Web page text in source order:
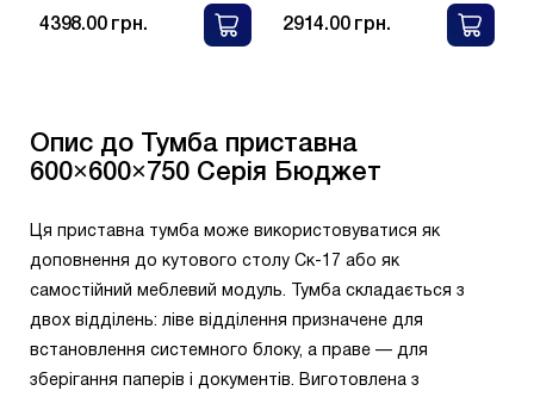
4398.00 грн. 2914.00 грн.
Опис до Тумба приставна
600×600×750 Серія Бюджет
Ця приставна тумба може використовуватися як
доповнення до кутового столу Ск-17 або як
самостійний меблевий модуль. Тумба складається з
двох відділень: ліве відділення призначене для
встановлення системного блоку, а праве — для
зберігання паперів і документів. Виготовлена з